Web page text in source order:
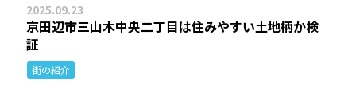
2025.09.23
京田辺市三山木中央二丁目は住みやすい土地柄か検
証
街の紹介